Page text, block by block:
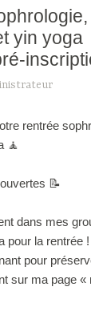
yin yoga
rentrée
🧘
📝
dans mes
pour la rentrée
pour
sur ma page